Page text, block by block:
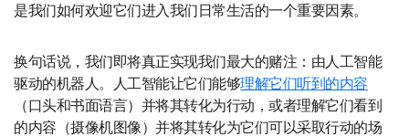
是我们如何欢迎它们进入我们日常生活的一个重要因素。
换句话说，我们即将真正实现我们最大的赌注：由人工智能
驱动的机器人。人工智能让它们能够理解它们听到的内容
（口头和书面语言）并将其转化为行动，或者理解它们看到
的内容（摄像机图像）并将其转化为它们可以采取行动的场